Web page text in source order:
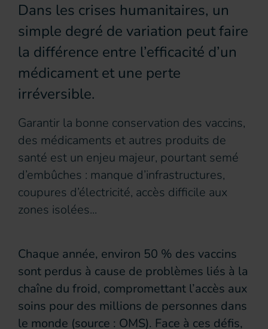
Dans les crises humanitaires, un
simple degré de variation peut faire
la différence entre l’efficacité d’un
médicament et une perte
irréversible.
Garantir la bonne conservation des vaccins,
des médicaments et autres produits de
santé est un enjeu majeur, pourtant semé
d’embûches : manque d’infrastructures,
coupures d’électricité, accès difficile aux
zones isolées...
Chaque année, environ 50 % des vaccins
sont perdus à cause de problèmes liés à la
chaîne du froid, compromettant l’accès aux
soins pour des millions de personnes dans
le monde (source : OMS). Face à ces défis,